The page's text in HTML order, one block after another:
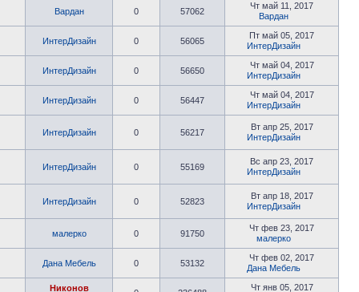
Вардан 0 57062
Чт май 11, 2017
Вардан
ИнтерДизайн 0 56065
Пт май 05, 2017
ИнтерДизайн
ИнтерДизайн 0 56650
Чт май 04, 2017
ИнтерДизайн
ИнтерДизайн 0 56447
Чт май 04, 2017
ИнтерДизайн
ИнтерДизайн 0 56217
Вт апр 25, 2017
ИнтерДизайн
ИнтерДизайн 0 55169
Вс апр 23, 2017
ИнтерДизайн
ИнтерДизайн 0 52823
Вт апр 18, 2017
ИнтерДизайн
малерко 0 91750
Чт фев 23, 2017
малерко
Дана Мебель 0 53132
Чт фев 02, 2017
Дана Мебель
Никонов Чт янв 05, 2017